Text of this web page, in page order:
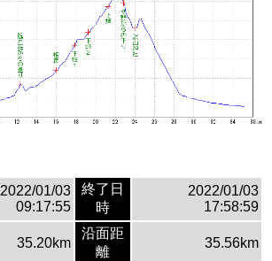
2022/01/03
09:17:55
終了日
時
2022/01/03
17:58:59
35.20km
沿面距
離
35.56km